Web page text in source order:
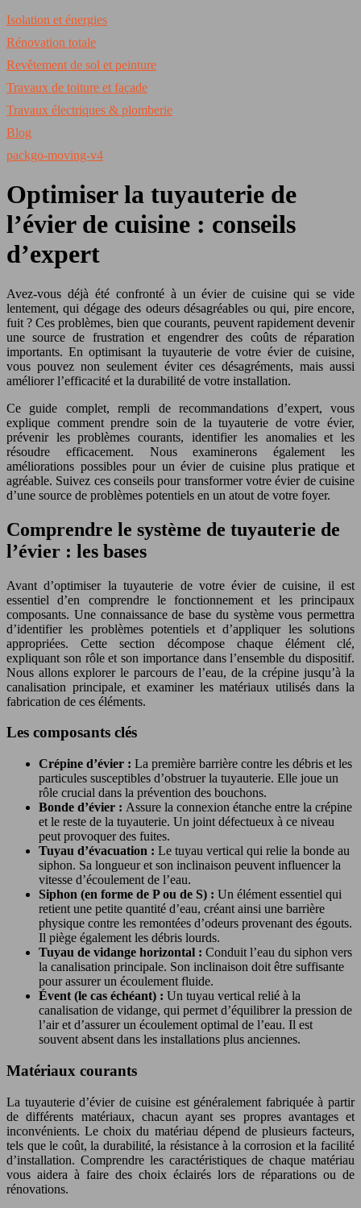
Isolation et énergies
Rénovation totale
Revêtement de sol et peinture
Travaux de toiture et façade
Travaux électriques & plomberie
Blog
packgo-moving-v4
Optimiser la tuyauterie de
l’évier de cuisine : conseils
d’expert
Avez-vous déjà été confronté à un évier de cuisine qui se vide
lentement, qui dégage des odeurs désagréables ou qui, pire encore,
fuit ? Ces problèmes, bien que courants, peuvent rapidement devenir
une source de frustration et engendrer des coûts de réparation
importants. En optimisant la tuyauterie de votre évier de cuisine,
vous pouvez non seulement éviter ces désagréments, mais aussi
améliorer l’efficacité et la durabilité de votre installation.
Ce guide complet, rempli de recommandations d’expert, vous
explique comment prendre soin de la tuyauterie de votre évier,
prévenir les problèmes courants, identifier les anomalies et les
résoudre efficacement. Nous examinerons également les
améliorations possibles pour un évier de cuisine plus pratique et
agréable. Suivez ces conseils pour transformer votre évier de cuisine
d’une source de problèmes potentiels en un atout de votre foyer.
Comprendre le système de tuyauterie de
l’évier : les bases
Avant d’optimiser la tuyauterie de votre évier de cuisine, il est
essentiel d’en comprendre le fonctionnement et les principaux
composants. Une connaissance de base du système vous permettra
d’identifier les problèmes potentiels et d’appliquer les solutions
appropriées. Cette section décompose chaque élément clé,
expliquant son rôle et son importance dans l’ensemble du dispositif.
Nous allons explorer le parcours de l’eau, de la crépine jusqu’à la
canalisation principale, et examiner les matériaux utilisés dans la
fabrication de ces éléments.
Les composants clés
Crépine d’évier : La première barrière contre les débris et les
particules susceptibles d’obstruer la tuyauterie. Elle joue un
rôle crucial dans la prévention des bouchons.
Bonde d’évier : Assure la connexion étanche entre la crépine
et le reste de la tuyauterie. Un joint défectueux à ce niveau
peut provoquer des fuites.
Tuyau d’évacuation : Le tuyau vertical qui relie la bonde au
siphon. Sa longueur et son inclinaison peuvent influencer la
vitesse d’écoulement de l’eau.
Siphon (en forme de P ou de S) : Un élément essentiel qui
retient une petite quantité d’eau, créant ainsi une barrière
physique contre les remontées d’odeurs provenant des égouts.
Il piège également les débris lourds.
Tuyau de vidange horizontal : Conduit l’eau du siphon vers
la canalisation principale. Son inclinaison doit être suffisante
pour assurer un écoulement fluide.
Évent (le cas échéant) : Un tuyau vertical relié à la
canalisation de vidange, qui permet d’équilibrer la pression de
l’air et d’assurer un écoulement optimal de l’eau. Il est
souvent absent dans les installations plus anciennes.
Matériaux courants
La tuyauterie d’évier de cuisine est généralement fabriquée à partir
de différents matériaux, chacun ayant ses propres avantages et
inconvénients. Le choix du matériau dépend de plusieurs facteurs,
tels que le coût, la durabilité, la résistance à la corrosion et la facilité
d’installation. Comprendre les caractéristiques de chaque matériau
vous aidera à faire des choix éclairés lors de réparations ou de
rénovations.